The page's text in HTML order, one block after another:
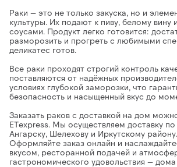
Раки — это не только закуска, но и
культуры. Их подают к пиву, белому вину
соусами. Продукт легко готовится:
разморозить и прогреть с любимыми
деликатес готов.
Все раки проходят строгий контроль
поставляются от надёжных
условиях глубокой заморозки, что
безопасность и насыщенный вкус до
Заказать раков с доставкой на дом
ETexpress. Мы осуществляем доставку по
Ангарску, Шелехову и Иркутскому району.
Оформляйте заказ онлайн и
вкусом, ресторанной подачей и
гастрономического удовольствия —